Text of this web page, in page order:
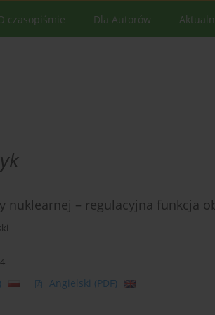
czasopiśmie Dla Autorów
nuklearnej – regulacyjna funkcja
Angielski (PDF)